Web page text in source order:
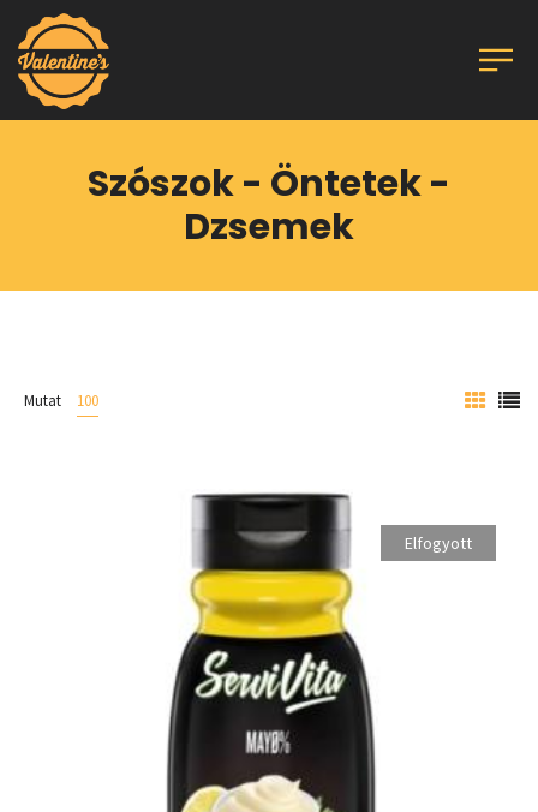
Szószok - Öntetek -
Dzsemek
Mutat 100
Elfogyott